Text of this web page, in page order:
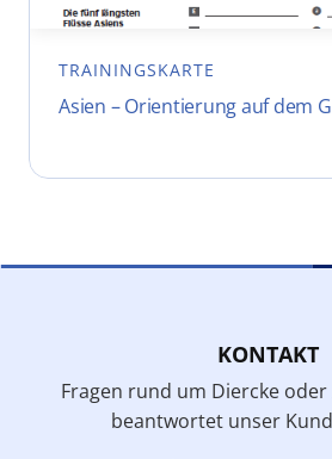
TRAININGSKARTE
Asien – Orientierung auf dem
KONTAKT
Fragen rund um Diercke
beantwortet unser